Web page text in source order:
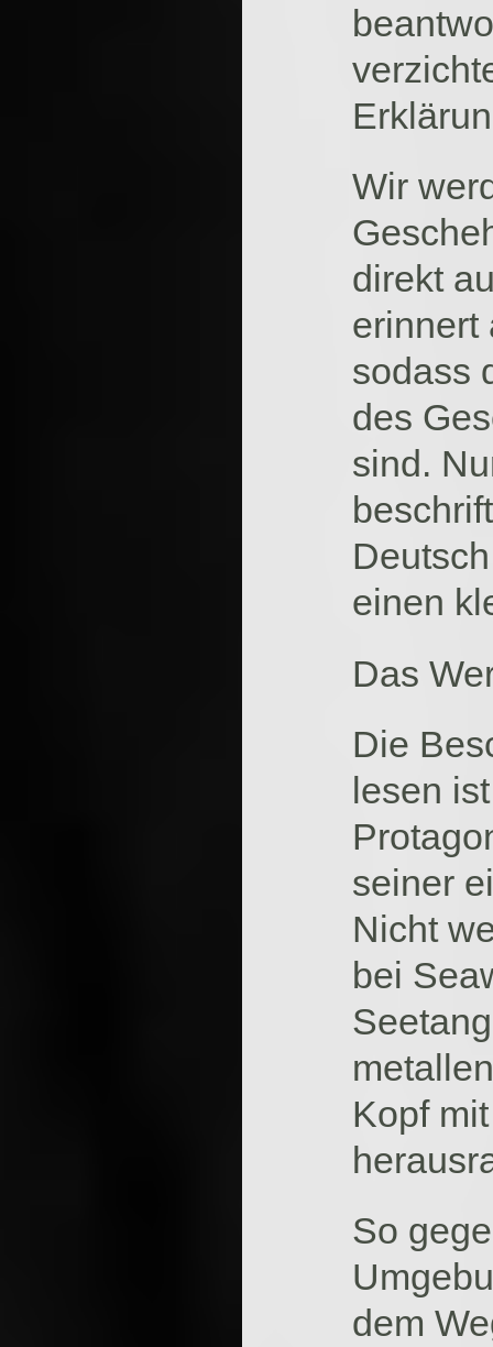
Wir
direkt
erinnert
sodass
des
sind.
einen
Das
Die
lesen
seiner
Nicht
bei
Kopf
So
dem